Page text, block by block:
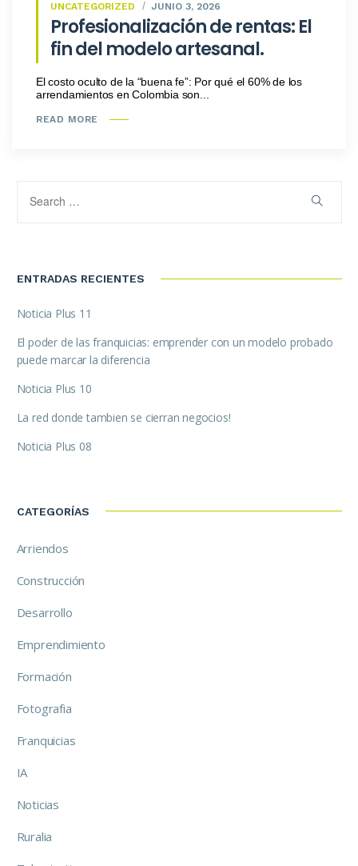
UNCATEGORIZED JUNIO 3, 2026
Profesionalización de rentas: El
fin del modelo artesanal.
El costo oculto de la “buena fe”: Por qué el 60% de los
arrendamientos en Colombia son...
READ MORE
ENTRADAS RECIENTES
Noticia Plus 11
El poder de las franquicias: emprender con un modelo probado
puede marcar la diferencia
Noticia Plus 10
La red donde tambien se cierran negocios!
Noticia Plus 08
CATEGORÍAS
Arriendos
Construcción
Desarrollo
Emprendimiento
Formación
Fotografia
Franquicias
IA
Noticias
Ruralia